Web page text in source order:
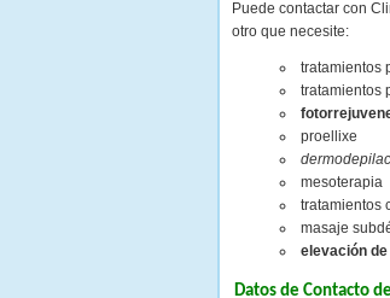
Puede contactar con
otro que necesite:
tratamientos
tratamientos
proellixe
mesoterapia
tratamientos
masaje
elevación
Datos de Contacto